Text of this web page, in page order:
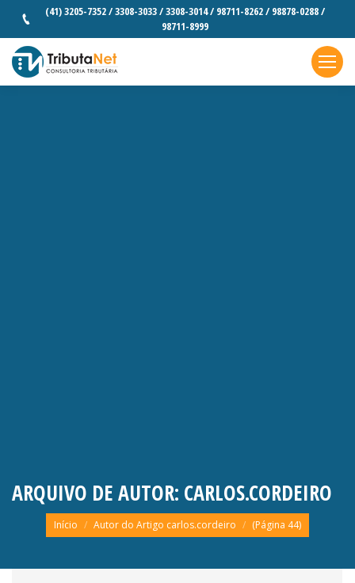
(41) 3205-7352 / 3308-3033 / 3308-3014 / 98711-8262 / 98878-0288 /
98711-8999
ARQUIVO DE AUTOR: CARLOS.CORDEIRO
Você está aqui:
Início Autor do Artigo carlos.cordeiro (Página 44)